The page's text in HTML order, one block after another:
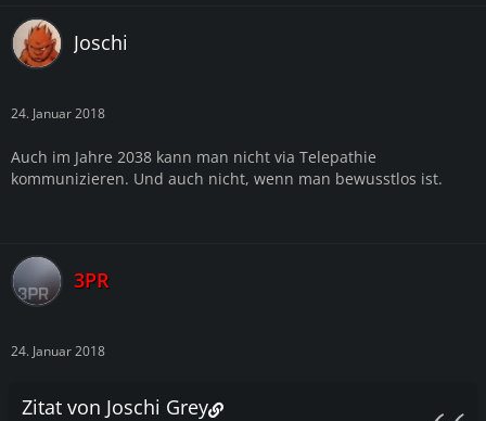
Joschi
24. Januar 2018
Auch im Jahre 2038 kann man nicht via Telepathie
kommunizieren. Und auch nicht, wenn man bewusstlos ist.
3PR
24. Januar 2018
Zitat von Joschi Grey